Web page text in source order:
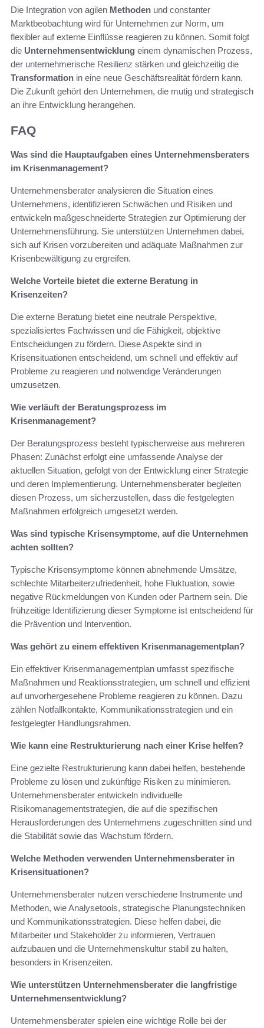
Die Integration von agilen Methoden und constanter
Marktbeobachtung wird für Unternehmen zur Norm, um
flexibler auf externe Einflüsse reagieren zu können. Somit folgt
die Unternehmensentwicklung einem dynamischen Prozess,
der unternehmerische Resilienz stärken und gleichzeitig die
Transformation in eine neue Geschäftsrealität fördern kann.
Die Zukunft gehört den Unternehmen, die mutig und strategisch
an ihre Entwicklung herangehen.
FAQ
Was sind die Hauptaufgaben eines Unternehmensberaters
im Krisenmanagement?
Unternehmensberater analysieren die Situation eines
Unternehmens, identifizieren Schwächen und Risiken und
entwickeln maßgeschneiderte Strategien zur Optimierung der
Unternehmensführung. Sie unterstützen Unternehmen dabei,
sich auf Krisen vorzubereiten und adäquate Maßnahmen zur
Krisenbewältigung zu ergreifen.
Welche Vorteile bietet die externe Beratung in
Krisenzeiten?
Die externe Beratung bietet eine neutrale Perspektive,
spezialisiertes Fachwissen und die Fähigkeit, objektive
Entscheidungen zu fördern. Diese Aspekte sind in
Krisensituationen entscheidend, um schnell und effektiv auf
Probleme zu reagieren und notwendige Veränderungen
umzusetzen.
Wie verläuft der Beratungsprozess im
Krisenmanagement?
Der Beratungsprozess besteht typischerweise aus mehreren
Phasen: Zunächst erfolgt eine umfassende Analyse der
aktuellen Situation, gefolgt von der Entwicklung einer Strategie
und deren Implementierung. Unternehmensberater begleiten
diesen Prozess, um sicherzustellen, dass die festgelegten
Maßnahmen erfolgreich umgesetzt werden.
Was sind typische Krisensymptome, auf die Unternehmen
achten sollten?
Typische Krisensymptome können abnehmende Umsätze,
schlechte Mitarbeiterzufriedenheit, hohe Fluktuation, sowie
negative Rückmeldungen von Kunden oder Partnern sein. Die
frühzeitige Identifizierung dieser Symptome ist entscheidend für
die Prävention und Intervention.
Was gehört zu einem effektiven Krisenmanagementplan?
Ein effektiver Krisenmanagementplan umfasst spezifische
Maßnahmen und Reaktionsstrategien, um schnell und effizient
auf unvorhergesehene Probleme reagieren zu können. Dazu
zählen Notfallkontakte, Kommunikationsstrategien und ein
festgelegter Handlungsrahmen.
Wie kann eine Restrukturierung nach einer Krise helfen?
Eine gezielte Restrukturierung kann dabei helfen, bestehende
Probleme zu lösen und zukünftige Risiken zu minimieren.
Unternehmensberater entwickeln individuelle
Risikomanagementstrategien, die auf die spezifischen
Herausforderungen des Unternehmens zugeschnitten sind und
die Stabilität sowie das Wachstum fördern.
Welche Methoden verwenden Unternehmensberater in
Krisensituationen?
Unternehmensberater nutzen verschiedene Instrumente und
Methoden, wie Analysetools, strategische Planungstechniken
und Kommunikationsstrategien. Diese helfen dabei, die
Mitarbeiter und Stakeholder zu informieren, Vertrauen
aufzubauen und die Unternehmenskultur stabil zu halten,
besonders in Krisenzeiten.
Wie unterstützen Unternehmensberater die langfristige
Unternehmensentwicklung?
Unternehmensberater spielen eine wichtige Rolle bei der